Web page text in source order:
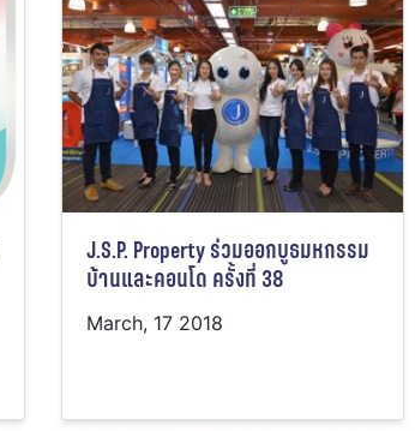
J.S.P. Property ร่วมออกบูธมหกรรม
บ้านและคอนโด ครั้งที่ 38
March, 17 2018